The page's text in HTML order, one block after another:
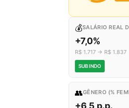
💰SALÁRIO REAL
+7,0%
R$ 1.717 → R$ 1.837
SUBINDO
👥GÊNERO (%
+6,5 p.p.